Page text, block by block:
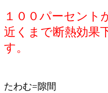
１００パーセント
近くまで断熱効果
す。
たわむ=隙間